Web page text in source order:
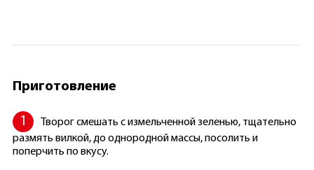
Приготовление
Творог смешать с измельченной зеленью, тщательно
размять вилкой, до однородной массы, посолить и
поперчить по вкусу.